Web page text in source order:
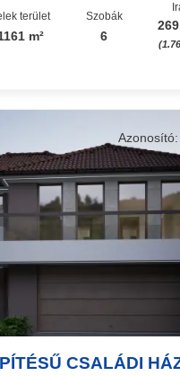
terület
m²
Szobák
6
CSALÁDI